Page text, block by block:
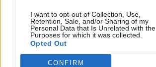
I want to opt-out of Collection, Use,
Retention, Sale, and/or Sharing of my
Personal Data that Is Unrelated with the
Purposes for which it was collected.
Opted Out
CONFIRM
Arată rezultatele
Arhiva sondajelor